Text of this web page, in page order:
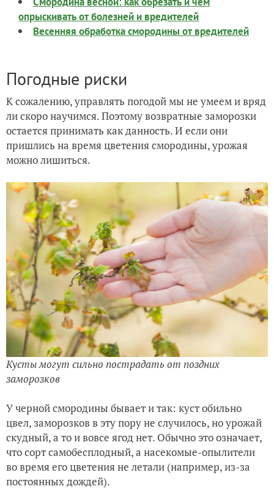
опрыскивать от болезней и вредителей
Весенняя обработка смородины от вредителей
Погодные риски
К сожалению, управлять погодой мы не умеем и вряд
ли скоро научимся. Поэтому возвратные заморозки
остается принимать как данность. И если они
пришлись на время цветения смородины, урожая
можно лишиться.
Кусты могут сильно пострадать от поздних
заморозков
У черной смородины бывает и так: куст обильно
цвел, заморозков в эту пору не случилось, но урожай
скудный, а то и вовсе ягод нет. Обычно это означает,
что сорт самобесплодный, а насекомые-опылители
во время его цветения не летали (например, из-за
постоянных дождей).